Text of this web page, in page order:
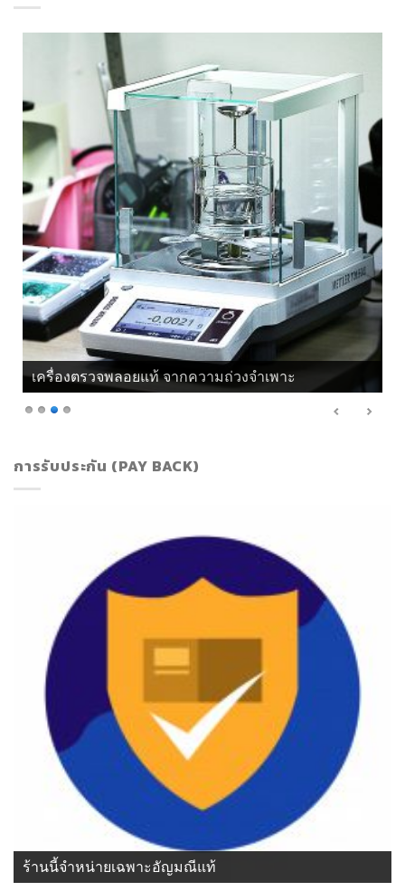
เครื่องตรวจพลอยแท้ จากแสงโพลาไรซ์
การรับประกัน (PAY BACK)
ร้านนี้จำหน่ายเฉพาะอัญมณีแท้